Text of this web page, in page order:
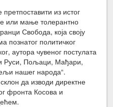
из истог
или мање толерантно
Свобода, која своју
познатог политичког
аутора чувеног постулата
Руси, Пољаци, Мађари,
нашег народа“.
да изводи директне
фронта Косова и